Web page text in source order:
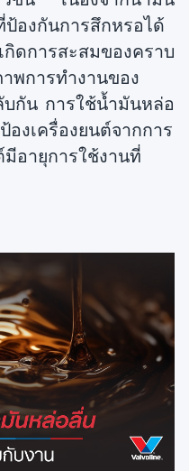
องกันการสึกหรอได้
การสะสมของคราบ
พการทำงานของ
บกัน การใช้น้ำมันหล่อ
งเครื่องยนต์จากการ
อายุการใช้งานที่